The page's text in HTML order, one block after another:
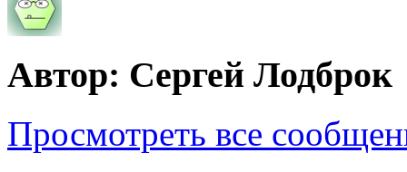
Автор: Сергей Лодброк
Просмотреть все